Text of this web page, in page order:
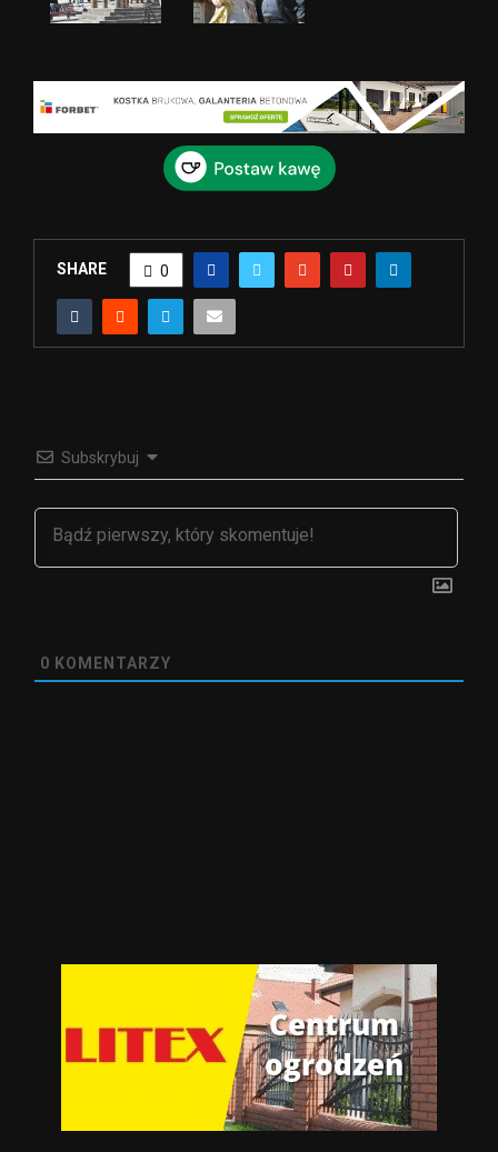
SHARE 0
Subskrybuj
0 KOMENTARZY